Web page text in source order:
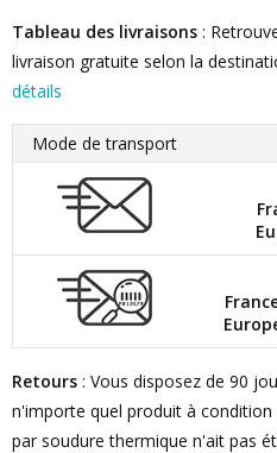
Tableau des livraisons :
livraison gratuite selon la
détails
Mode de transport
Retours : Vous disposez de 90
n'importe quel produit à condition
par soudure thermique n'ait pas